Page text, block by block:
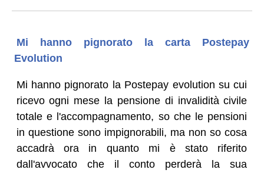
Mi hanno pignorato la carta Postepay
Evolution
Mi hanno pignorato la Postepay evolution su cui
ricevo ogni mese la pensione di invalidità civile
totale e l'accompagnamento, so che le pensioni
in questione sono impignorabili, ma non so cosa
accadrà ora in quanto mi è stato riferito
dall'avvocato che il conto perderà la sua